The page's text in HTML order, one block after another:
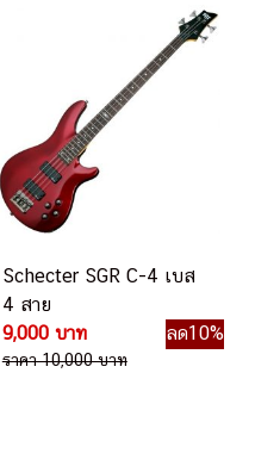
Schecter SGR C-4 เบส
4 สาย
9,000 บาท
ลด10%
ราคา 10,000 บาท